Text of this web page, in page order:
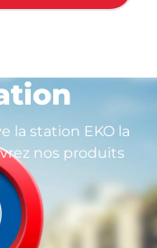
la station EKO la
nos produits